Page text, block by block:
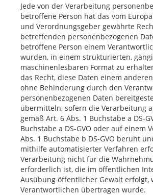
Jede von der Verarbeitung
betroffene Person hat das vom
und Verordnungsgeber gewährte
betreffenden personenbezogenen
betroffene Person einem
wurden, in einem strukturierten,
maschinenlesbaren Format zu
das Recht, diese Daten einem
ohne Behinderung durch den
personenbezogenen Daten
übermitteln, sofern die Verarbeitung
gemäß Art. 6 Abs. 1 Buchstabe a DS-
Buchstabe a DS-GVO oder auf einem
Abs. 1 Buchstabe b DS-GVO beruht
mithilfe automatisierter Verfahren
Verarbeitung nicht für die
erforderlich ist, die im öffentlichen
Ausübung öffentlicher Gewalt erfolgt,
Verantwortlichen übertragen wurde.